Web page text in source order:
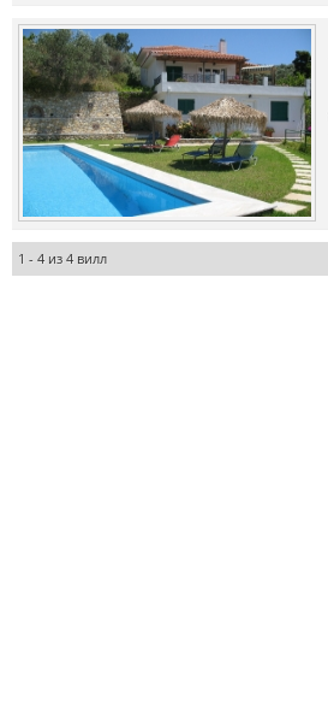
1 - 4 из 4 вилл